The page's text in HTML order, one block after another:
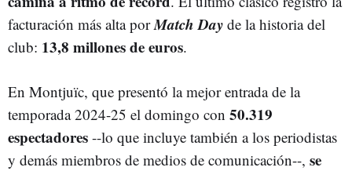
facturación más alta porMatch Day de la historia del
club: 13,8 millones de euros.
En Montjuïc, que presentó la mejor entrada de la
temporada 2024-25 el domingo con 50.319
espectadores --lo que incluye también a los periodistas
y demás miembros de medios de comunicación--, se